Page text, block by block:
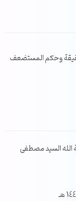
وحكم المستضعف
الله السيد مصطفى